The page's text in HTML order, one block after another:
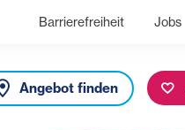
Barrierefreiheit Jobs
Angebot finden